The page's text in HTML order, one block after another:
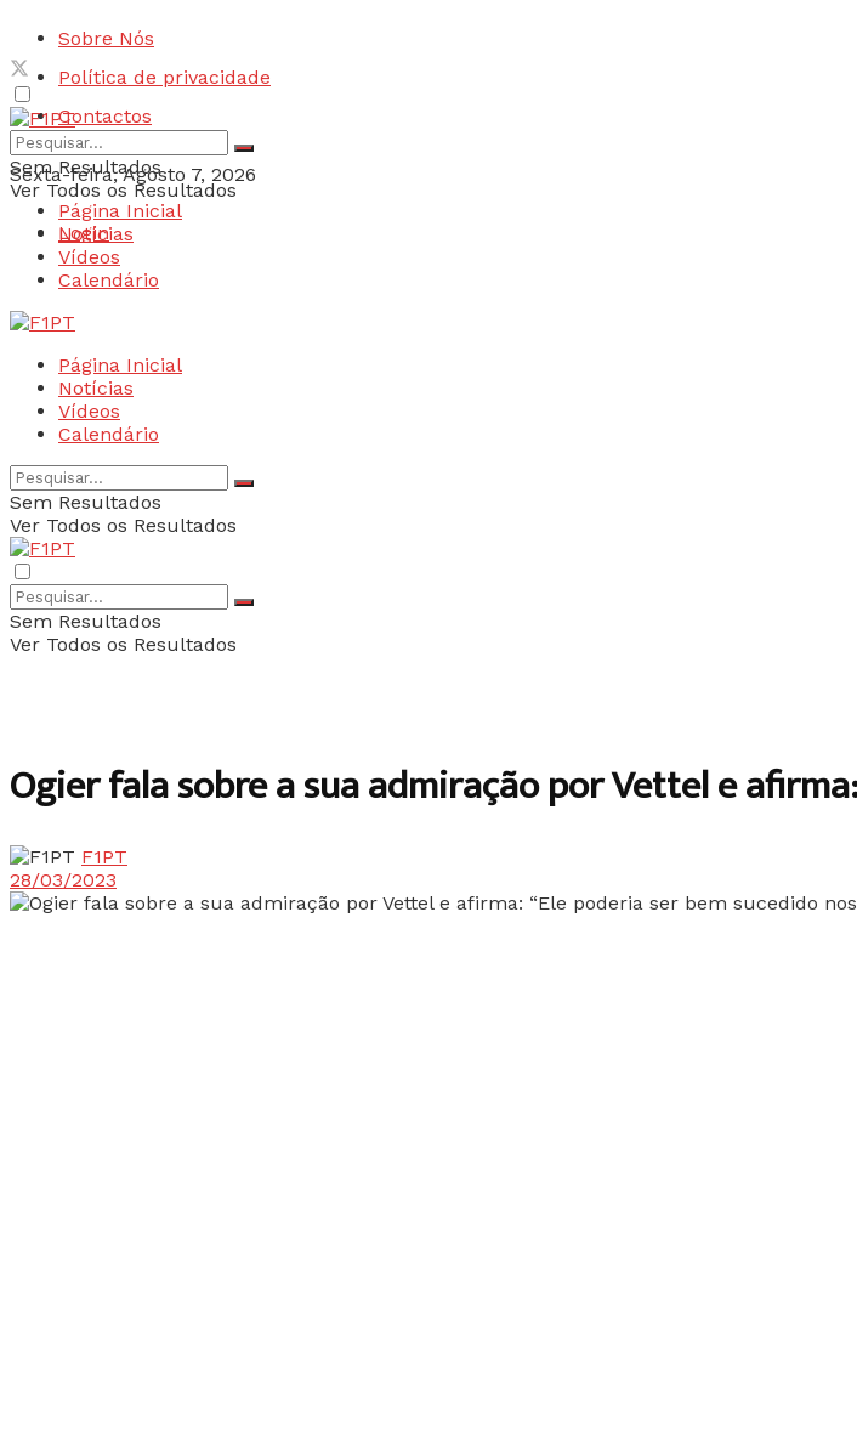
Sobre Nós
Política de privacidade
Contactos
Sexta-feira, Agosto 7, 2026
Login
Sem Resultados
Ver Todos os Resultados
Página Inicial
Notícias
Vídeos
Calendário
Página Inicial
Notícias
Vídeos
Calendário
Sem Resultados
Ver Todos os Resultados
Sem Resultados
Ver Todos os Resultados
Ogier fala sobre a sua admiração por Vettel e
F1PT
28/03/2023